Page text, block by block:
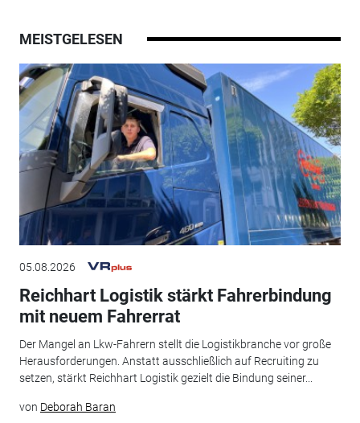
MEISTGELESEN
05.08.2026
Reichhart Logistik stärkt Fahrerbindung
mit neuem Fahrerrat
Der Mangel an Lkw-Fahrern stellt die Logistikbranche vor große
Herausforderungen. Anstatt ausschließlich auf Recruiting zu
setzen, stärkt Reichhart Logistik gezielt die Bindung seiner...
von Deborah Baran